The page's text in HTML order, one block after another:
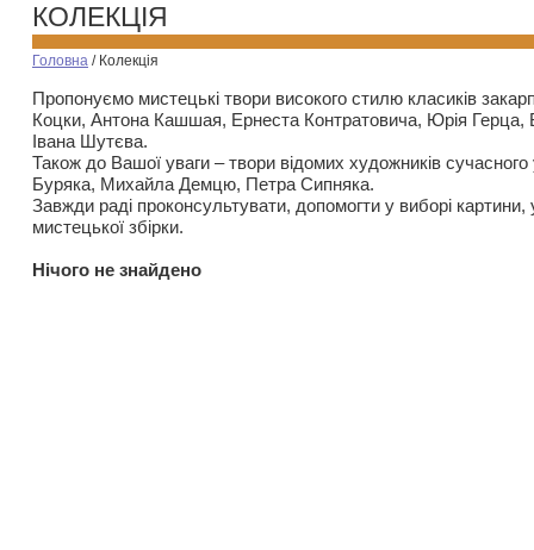
КОЛЕКЦІЯ
Головна / Колекція
Пропонуємо мистецькі твори високого стилю класиків
Коцки, Антона Кашшая, Ернеста Контратовича, Юрія
Івана Шутєва.
Також до Вашої уваги – твори відомих художників
Буряка, Михайла Демцю, Петра Сипняка.
Завжди раді проконсультувати, допомогти у виборі картини,
мистецької збірки.
Нiчого не знайдено